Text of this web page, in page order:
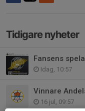
Tidigare nyheter
Fansens
Idag, 10:57
Vinnare
16 jul, 09:57